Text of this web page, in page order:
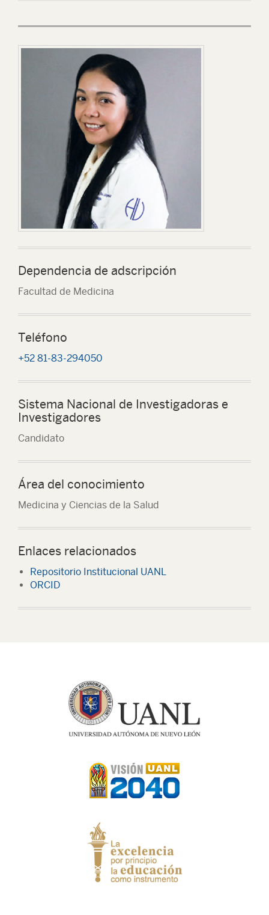
Dependencia de adscripción
Facultad de Medicina
Teléfono
+52 81-83-294050
Sistema Nacional de Investigadoras e
Investigadores
Candidato
Área del conocimiento
Medicina y Ciencias de la Salud
Enlaces relacionados
Repositorio Institucional UANL
ORCID